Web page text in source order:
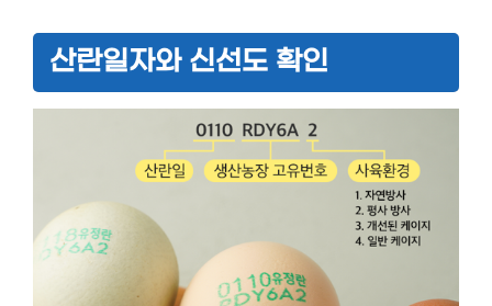
산란일자와 신선도 확인